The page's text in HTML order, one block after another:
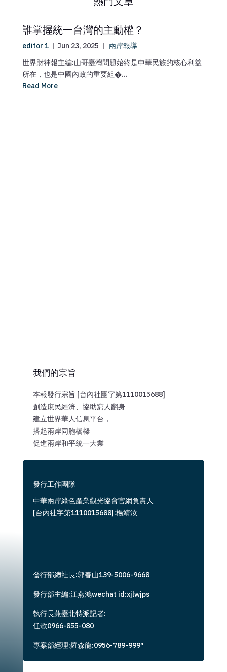
誰掌握統一台灣的主動權？
editor 1 | Jun 23, 2025 | 兩岸報導
世界財神報主編:山哥臺灣問題始終是中華民族的核心利益
所在，也是中國內政的重要組�...
Read More
我們的宗旨
本報發行宗旨 [台內社團字第1110015688]
創造庶民經濟、協助窮人翻身
建立世界華人信息平台，
搭起兩岸同胞橋樑
促進兩岸和平統一大業
發行工作團隊
中華兩岸綠色產業觀光協會官網負責人
[台內社字第1110015688]:楊靖汝
發行部總社長:郭春山139-5006-9668
發行部主編:江燕鴻wechat id:xjlwjps
執行長兼臺北特派記者:
任歌0966-855-080
專案部經理:羅森龍:0956-789-999″